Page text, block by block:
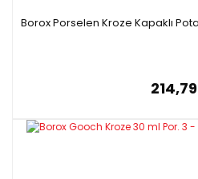
Borox Porselen Kroze Kapaklı